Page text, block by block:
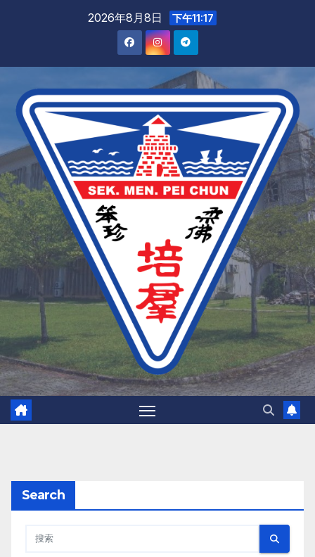
2026年8月8日 下午11:17
Search